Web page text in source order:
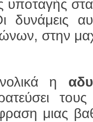
υποταγής
δυνάμεις
στην
η
μιας